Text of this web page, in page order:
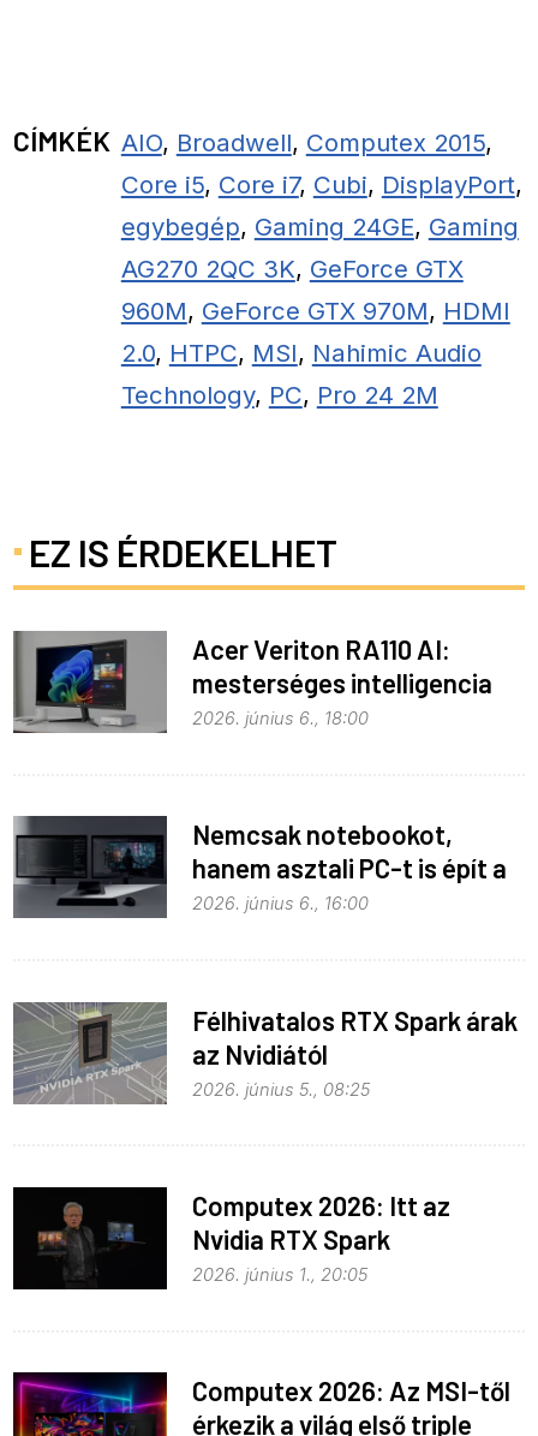
CÍMKÉK AIO, Broadwell, Computex 2015,
Core i5, Core i7, Cubi, DisplayPort,
egybegép, Gaming 24GE, Gaming
AG270 2QC 3K, GeForce GTX
960M, GeForce GTX 970M, HDMI
2.0, HTPC, MSI, Nahimic Audio
Technology, PC, Pro 24 2M
EZ IS ÉRDEKELHET
Acer Veriton RA110 AI:
mesterséges intelligencia
helyben
2026. június 6., 18:00
Nemcsak notebookot,
hanem asztali PC-t is épít a
Microsoft az RTX Spark köré
2026. június 6., 16:00
Félhivatalos RTX Spark árak
az Nvidiától
2026. június 5., 08:25
Computex 2026: Itt az
Nvidia RTX Spark
processzor
2026. június 1., 20:05
Computex 2026: Az MSI-től
érkezik a világ első triple